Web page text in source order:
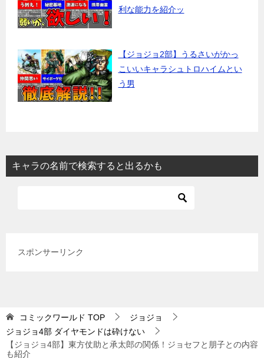
利な能力を紹介ッ
【ジョジョ2部】うるさいがかっ
こいいキャラシュトロハイムとい
う男
キャラの名前で検索すると出るかも
スポンサーリンク
コミックワールド TOP
ジョジョ
ジョジョ4部 ダイヤモンドは砕けない
【ジョジョ4部】東方仗助と承太郎の関係！ジョセフと朋子との内容
も紹介